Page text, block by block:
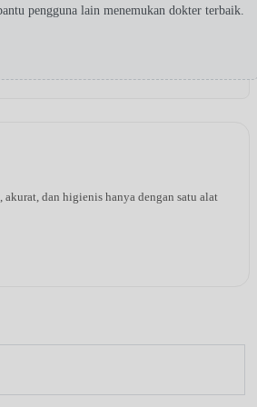
pengguna lain menemukan dokter terbaik.
dan higienis hanya dengan satu alat